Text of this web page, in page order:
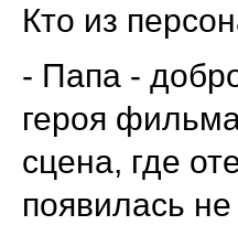
Кто из
- Папа -
героя
сцена, где
появилась